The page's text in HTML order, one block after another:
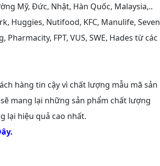
Mỹ, Đức, Nhật, Hàn Quốc, Malaysia,..
Huggies, Nutifood, KFC, Manulife, Seven
FPT, VUS, SWE, Hades từ các
hàng tin cậy vì chất lượng mẫu mã sản
mang lại những sản phẩm chất lượng
lại hiệu quả cao nhất.